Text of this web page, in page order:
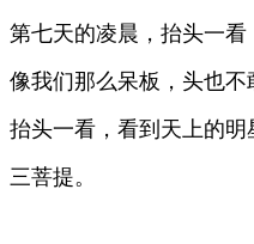
第七天的凌晨，抬头一
像我们那么呆板，头也不
抬头一看，看到天上的
三菩提。